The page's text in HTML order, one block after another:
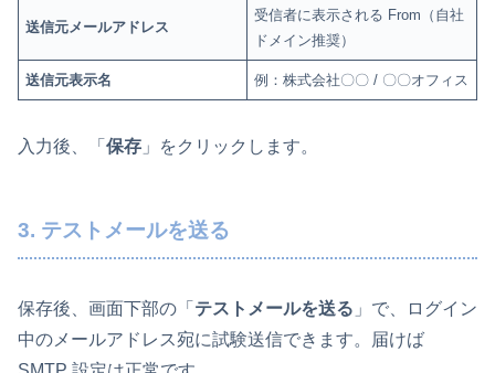
送信元メールアドレス
受信者に表示される From（自社
ドメイン推奨）
送信元表示名 例：株式会社〇〇 / 〇〇オフィス
入力後、「 保存 」をクリックします。
3. テストメールを送る
保存後、画面下部の「 テストメールを送る 」で、ログイン
中のメールアドレス宛に試験送信できます。届けば